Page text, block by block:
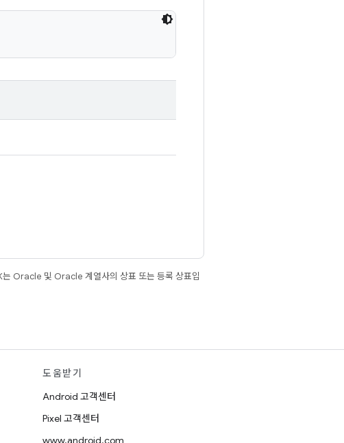
Oracle 및 Oracle 계열사의 상표 또는 등록 상표입
도움받기
Android 고객센터
Pixel 고객센터
www.android.com